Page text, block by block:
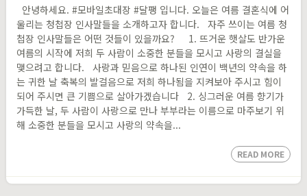
안녕하세요. #모바일초대장 #달팽 입니다. 오늘은 여름 결혼식에 어
울리는 청첩장 인사말들을 소개하고자 합니다. 자주 쓰이는 여름 청
첩장 인사말들은 어떤 것들이 있을까요? 1. 뜨거운 햇살도 반가운
여름의 시작에 저희 두 사람이 소중한 분들을 모시고 사랑의 결실을
맺으려고 합니다. 사랑과 믿음으로 하나된 인연이 백년의 약속을 하
는 귀한 날 축복의 발걸음으로 저희 하나됨을 지켜보아 주시고 힘이
되어 주시면 큰 기쁨으로 살아가겠습니다 2. 싱그러운 여름 향기가
가득한 날, 두 사람이 사랑으로 만나 부부라는 이름으로 마주보기 위
해 소중한 분들을 모시고 사랑의 약속을...
READ MORE